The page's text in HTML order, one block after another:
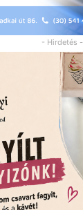
- Hirdetés -